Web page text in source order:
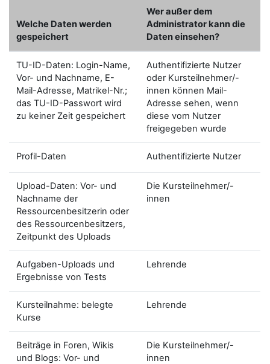
Welche Daten werden
gespeichert
Wer außer dem
Administrator kann die
Daten einsehen?
TU-ID-Daten: Login-Name,
Vor- und Nachname, E-
Mail-Adresse, Matrikel-Nr.;
das TU-ID-Passwort wird
zu keiner Zeit gespeichert
Authentifizierte Nutzer
oder Kursteilnehmer/-
innen können Mail-
Adresse sehen, wenn
diese vom Nutzer
freigegeben wurde
Profil-Daten Authentifizierte Nutzer
Upload-Daten: Vor- und
Nachname der
Ressourcenbesitzerin oder
des Ressourcenbesitzers,
Zeitpunkt des Uploads
Die Kursteilnehmer/-
innen
Aufgaben-Uploads und
Ergebnisse von Tests
Lehrende
Kursteilnahme: belegte
Kurse
Lehrende
Beiträge in Foren, Wikis
und Blogs: Vor- und
Die Kursteilnehmer/-
innen